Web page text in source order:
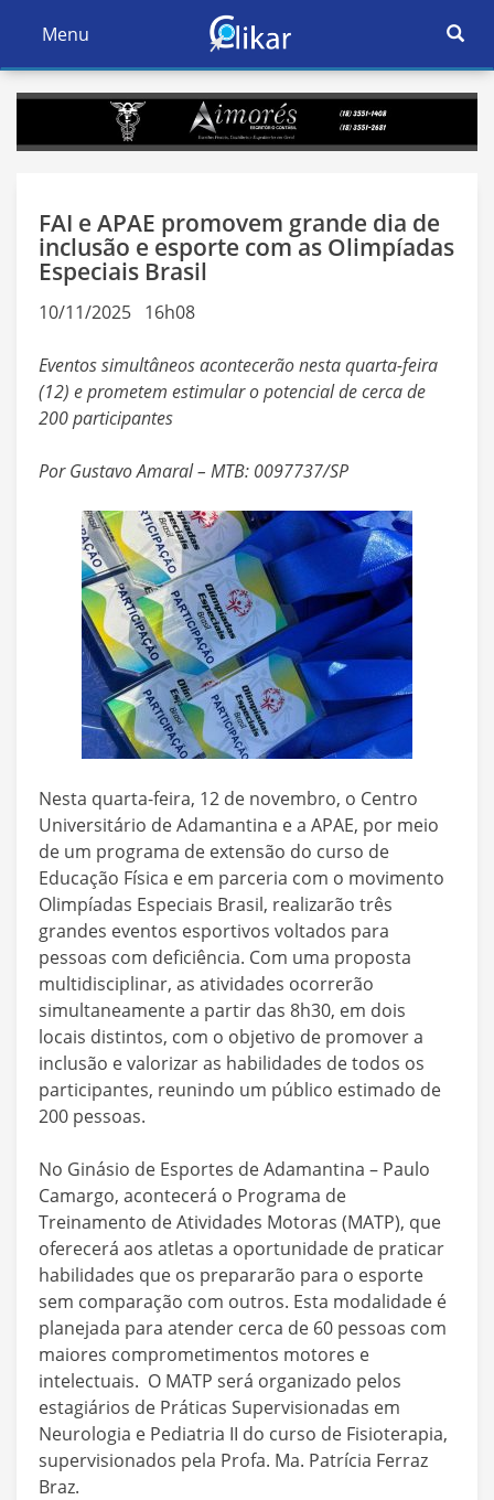
Ativar
Navegação
Menu
Ativar
FAI e APAE promovem grande dia de
inclusão e esporte com as Olimpíadas
Especiais Brasil
10/11/2025 16h08
Eventos simultâneos acontecerão nesta quarta-feira
(12) e prometem estimular o potencial de cerca de
200 participantes
Por Gustavo Amaral – MTB: 0097737/SP
Nesta quarta-feira, 12 de novembro, o Centro
Universitário de Adamantina e a APAE, por meio
de um programa de extensão do curso de
Educação Física e em parceria com o movimento
Olimpíadas Especiais Brasil, realizarão três
grandes eventos esportivos voltados para
pessoas com deficiência. Com uma proposta
multidisciplinar, as atividades ocorrerão
simultaneamente a partir das 8h30, em dois
locais distintos, com o objetivo de promover a
inclusão e valorizar as habilidades de todos os
participantes, reunindo um público estimado de
200 pessoas.
No Ginásio de Esportes de Adamantina – Paulo
Camargo, acontecerá o Programa de
Treinamento de Atividades Motoras (MATP), que
oferecerá aos atletas a oportunidade de praticar
habilidades que os prepararão para o esporte
sem comparação com outros. Esta modalidade é
planejada para atender cerca de 60 pessoas com
maiores comprometimentos motores e
intelectuais. O MATP será organizado pelos
estagiários de Práticas Supervisionadas em
Neurologia e Pediatria II do curso de Fisioterapia,
supervisionados pela Profa. Ma. Patrícia Ferraz
Braz.